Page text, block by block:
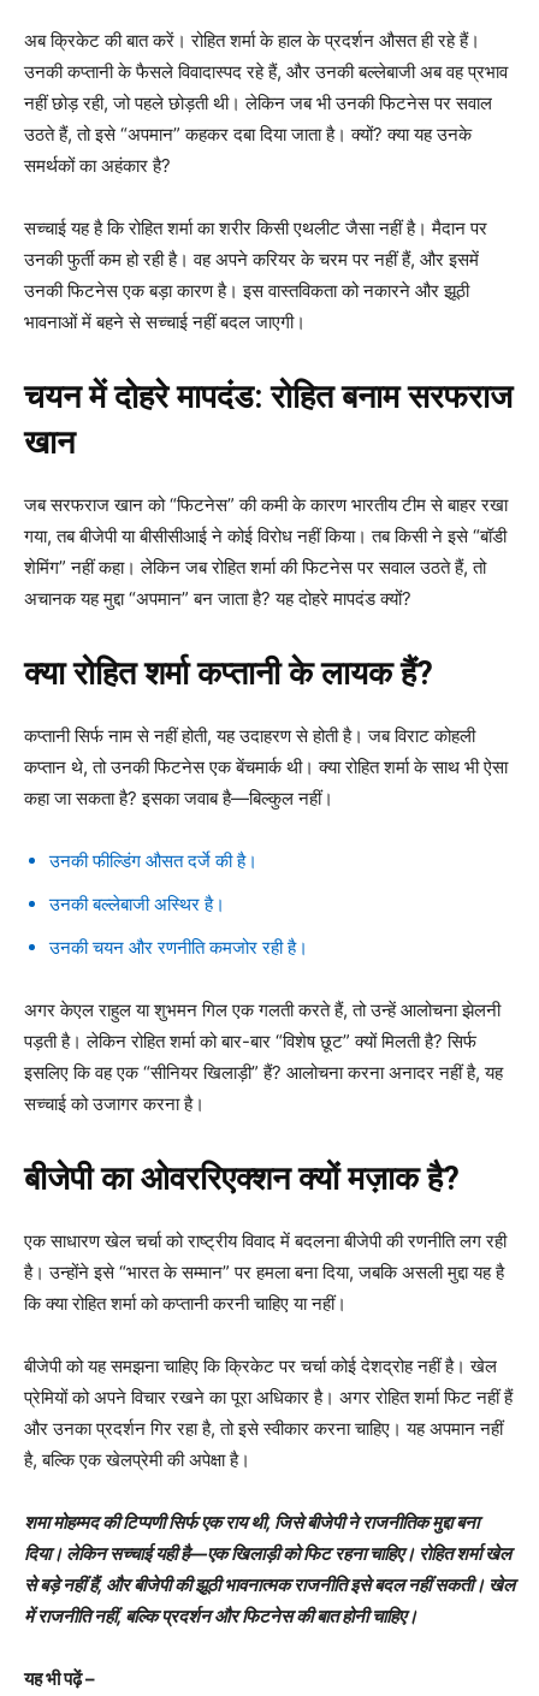
अब क्रिकेट की बात करें। रोहित शर्मा के हाल के प्रदर्शन औसत ही रहे हैं।
उनकी कप्तानी के फैसले विवादास्पद रहे हैं, और उनकी बल्लेबाजी अब वह प्रभाव
नहीं छोड़ रही, जो पहले छोड़ती थी। लेकिन जब भी उनकी फिटनेस पर सवाल
उठते हैं, तो इसे “अपमान” कहकर दबा दिया जाता है। क्यों? क्या यह उनके
समर्थकों का अहंकार है?
सच्चाई यह है कि रोहित शर्मा का शरीर किसी एथलीट जैसा नहीं है। मैदान पर
उनकी फुर्ती कम हो रही है। वह अपने करियर के चरम पर नहीं हैं, और इसमें
उनकी फिटनेस एक बड़ा कारण है। इस वास्तविकता को नकारने और झूठी
भावनाओं में बहने से सच्चाई नहीं बदल जाएगी।
चयन में दोहरे मापदंड: रोहित बनाम सरफराज
खान
जब सरफराज खान को “फिटनेस” की कमी के कारण भारतीय टीम से बाहर रखा
गया, तब बीजेपी या बीसीसीआई ने कोई विरोध नहीं किया। तब किसी ने इसे “बॉडी
शेमिंग” नहीं कहा। लेकिन जब रोहित शर्मा की फिटनेस पर सवाल उठते हैं, तो
अचानक यह मुद्दा “अपमान” बन जाता है? यह दोहरे मापदंड क्यों?
क्या रोहित शर्मा कप्तानी के लायक हैं?
कप्तानी सिर्फ नाम से नहीं होती, यह उदाहरण से होती है। जब विराट कोहली
कप्तान थे, तो उनकी फिटनेस एक बेंचमार्क थी। क्या रोहित शर्मा के साथ भी ऐसा
कहा जा सकता है? इसका जवाब है—बिल्कुल नहीं।
उनकी फील्डिंग औसत दर्जे की है।
उनकी बल्लेबाजी अस्थिर है।
उनकी चयन और रणनीति कमजोर रही है।
अगर केएल राहुल या शुभमन गिल एक गलती करते हैं, तो उन्हें आलोचना झेलनी
पड़ती है। लेकिन रोहित शर्मा को बार-बार “विशेष छूट” क्यों मिलती है? सिर्फ
इसलिए कि वह एक “सीनियर खिलाड़ी” हैं? आलोचना करना अनादर नहीं है, यह
सच्चाई को उजागर करना है।
बीजेपी का ओवररिएक्शन क्यों मज़ाक है?
एक साधारण खेल चर्चा को राष्ट्रीय विवाद में बदलना बीजेपी की रणनीति लग रही
है। उन्होंने इसे “भारत के सम्मान” पर हमला बना दिया, जबकि असली मुद्दा यह है
कि क्या रोहित शर्मा को कप्तानी करनी चाहिए या नहीं।
बीजेपी को यह समझना चाहिए कि क्रिकेट पर चर्चा कोई देशद्रोह नहीं है। खेल
प्रेमियों को अपने विचार रखने का पूरा अधिकार है। अगर रोहित शर्मा फिट नहीं हैं
और उनका प्रदर्शन गिर रहा है, तो इसे स्वीकार करना चाहिए। यह अपमान नहीं
है, बल्कि एक खेलप्रेमी की अपेक्षा है।
शमा मोहम्मद की टिप्पणी सिर्फ एक राय थी, जिसे बीजेपी ने राजनीतिक मुद्दा बना
दिया। लेकिन सच्चाई यही है—एक खिलाड़ी को फिट रहना चाहिए। रोहित शर्मा खेल
से बड़े नहीं हैं, और बीजेपी की झूठी भावनात्मक राजनीति इसे बदल नहीं सकती। खेल
में राजनीति नहीं, बल्कि प्रदर्शन और फिटनेस की बात होनी चाहिए।
यह भी पढ़ें –